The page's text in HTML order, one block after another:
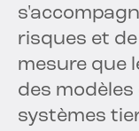
risques et
mesure que
des
systèmes